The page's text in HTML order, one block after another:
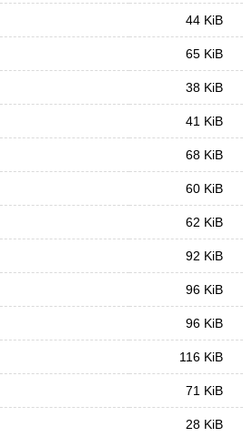
44 KiB
65 KiB
38 KiB
41 KiB
68 KiB
60 KiB
62 KiB
92 KiB
96 KiB
96 KiB
116 KiB
71 KiB
28 KiB